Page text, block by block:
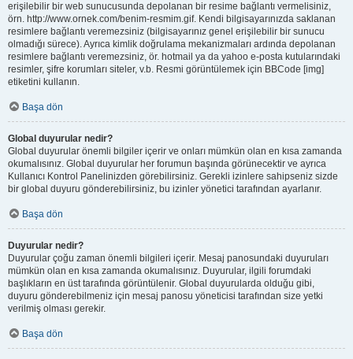
erişilebilir bir web sunucusunda depolanan bir resime bağlantı vermelisiniz,
örn. http://www.ornek.com/benim-resmim.gif. Kendi bilgisayarınızda saklanan
resimlere bağlantı veremezsiniz (bilgisayarınız genel erişilebilir bir sunucu
olmadığı sürece). Ayrıca kimlik doğrulama mekanizmaları ardında depolanan
resimlere bağlantı veremezsiniz, ör. hotmail ya da yahoo e-posta kutularındaki
resimler, şifre korumları siteler, v.b. Resmi görüntülemek için BBCode [img]
etiketini kullanın.
Başa dön
Global duyurular nedir?
Global duyurular önemli bilgiler içerir ve onları mümkün olan en kısa zamanda
okumalısınız. Global duyurular her forumun başında görünecektir ve ayrıca
Kullanıcı Kontrol Panelinizden görebilirsiniz. Gerekli izinlere sahipseniz sizde
bir global duyuru gönderebilirsiniz, bu izinler yönetici tarafından ayarlanır.
Başa dön
Duyurular nedir?
Duyurular çoğu zaman önemli bilgileri içerir. Mesaj panosundaki duyuruları
mümkün olan en kısa zamanda okumalısınız. Duyurular, ilgili forumdaki
başlıkların en üst tarafında görüntülenir. Global duyurularda olduğu gibi,
duyuru gönderebilmeniz için mesaj panosu yöneticisi tarafından size yetki
verilmiş olması gerekir.
Başa dön